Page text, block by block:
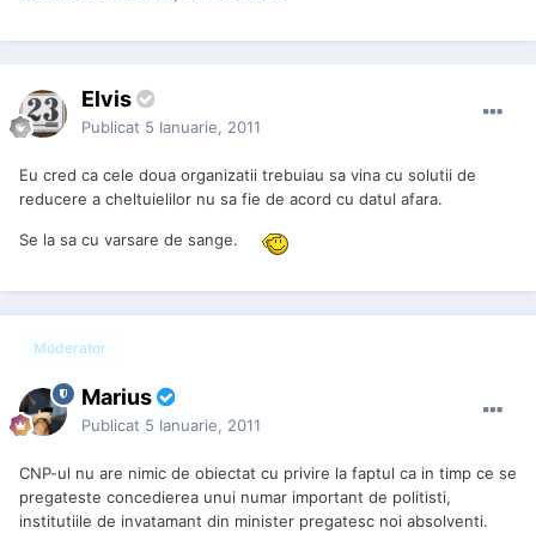
Elvis
Publicat 5 Ianuarie, 2011
Eu cred ca cele doua organizatii trebuiau sa vina cu solutii de
reducere a cheltuielilor nu sa fie de acord cu datul afara.
Se la sa cu varsare de sange.
Moderator
Marius
Publicat 5 Ianuarie, 2011
CNP-ul nu are nimic de obiectat cu privire la faptul ca in timp ce se
pregateste concedierea unui numar important de politisti,
institutiile de invatamant din minister pregatesc noi absolventi.